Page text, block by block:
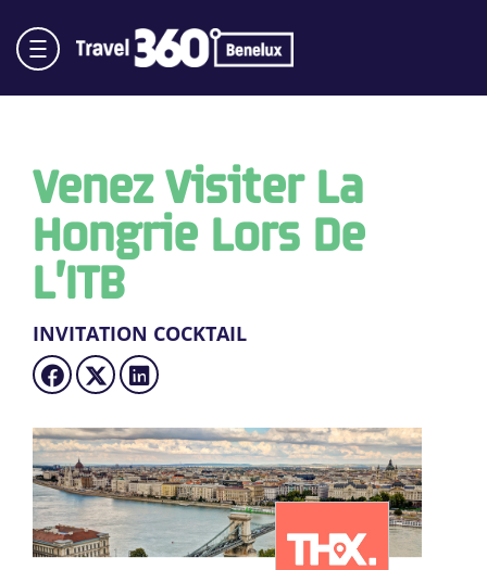
Venez Visiter La
Hongrie Lors De
L’ITB
INVITATION COCKTAIL